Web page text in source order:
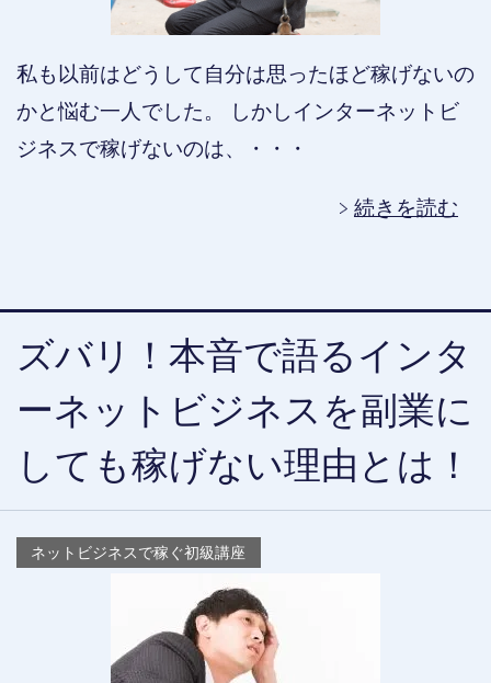
私も以前はどうして自分は思ったほど稼げないの
かと悩む一人でした。 しかしインターネットビ
ジネスで稼げないのは、・・・
続きを読む
ズバリ！本音で語るインタ
ーネットビジネスを副業に
しても稼げない理由とは！
ネットビジネスで稼ぐ初級講座